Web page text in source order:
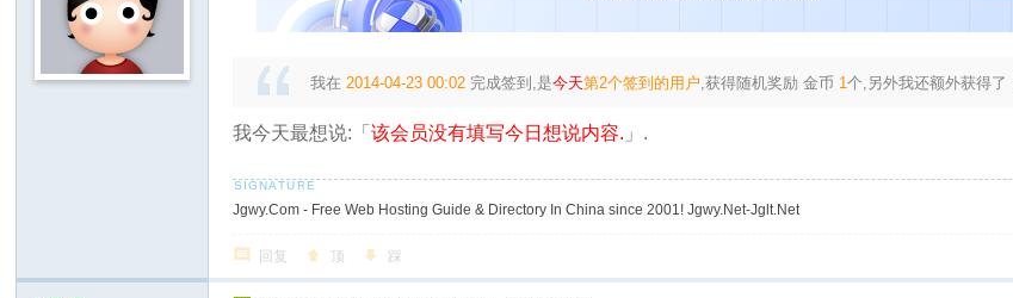
我在 2014-04-23 00:02 完成签到,是今天第2个签到的用户,获得随机奖励金币 1个,另外我还额外获得了
我今天最想说:「该会员没有填写今日想说内容. 」.
Jgwy.Com - Free Web Hosting Guide & Directory In China since 2001! Jgwy.Net-Jglt.Net
回复 顶 踩